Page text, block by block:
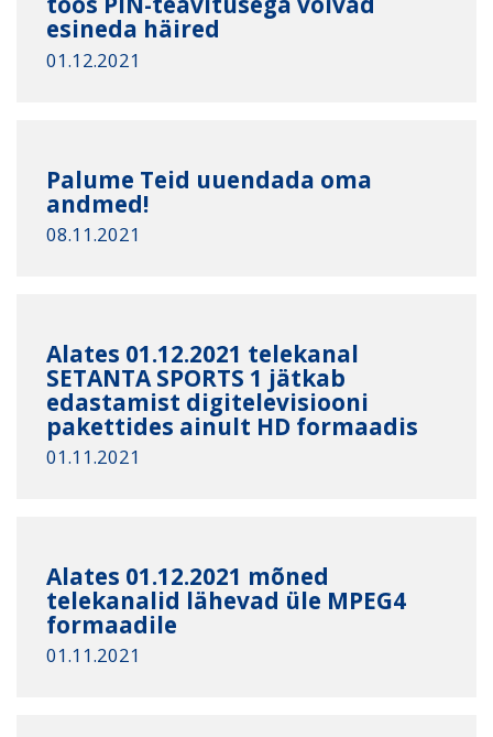
esineda häired
01.12.2021
Palume Teid uuendada oma
andmed!
08.11.2021
Alates 01.12.2021 telekanal
SETANTA SPORTS 1 jätkab
edastamist digitelevisiooni
pakettides ainult HD formaadis
01.11.2021
Alates 01.12.2021 mõned
telekanalid lähevad üle MPEG4
formaadile
01.11.2021